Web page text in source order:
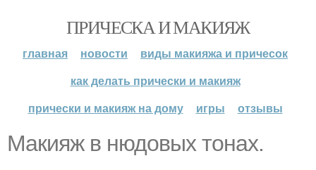
ПРИЧЕСКА И МАКИЯЖ
главная новости
виды макияжа и причесок
как делать прически и макияж
прически и макияж на дому
игры отзывы
Макияж в нюдовых тонах.